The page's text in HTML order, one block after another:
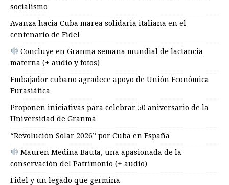
socialismo
Avanza hacia Cuba marea solidaria italiana en el
centenario de Fidel
Concluye en Granma semana mundial de lactancia
materna (+ audio y fotos)
Embajador cubano agradece apoyo de Unión Económica
Eurasiática
Proponen iniciativas para celebrar 50 aniversario de la
Universidad de Granma
“Revolución Solar 2026” por Cuba en España
Mauren Medina Bauta, una apasionada de la
conservación del Patrimonio (+ audio)
Fidel y un legado que germina